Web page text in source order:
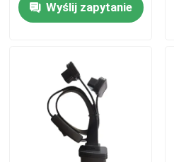
Produkty
Wyślij zapytanie